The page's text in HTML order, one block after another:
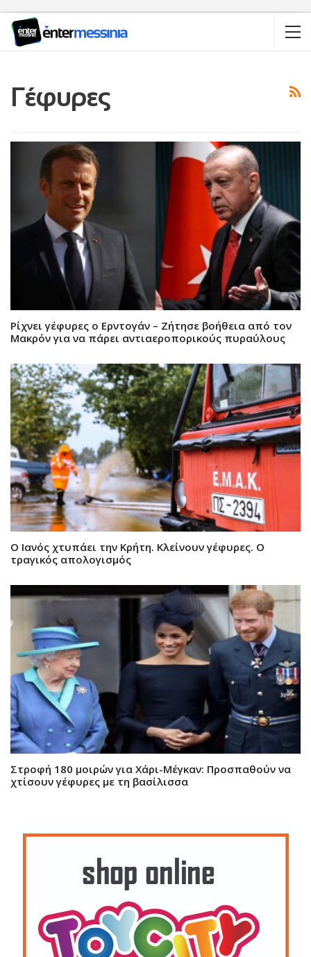
Γέφυρες
Ρίχνει γέφυρες ο Ερντογάν – Ζήτησε βοήθεια από τον
Μακρόν για να πάρει αντιαεροπορικούς πυραύλους
Ο Ιανός χτυπάει την Κρήτη. Κλείνουν γέφυρες. Ο
τραγικός απολογισμός
Στροφή 180 μοιρών για Χάρι-Μέγκαν: Προσπαθούν να
χτίσουν γέφυρες με τη βασίλισσα